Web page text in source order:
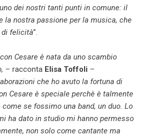
dei nostri tanti punti in comune: il
la nostra passione per la musica, che
di felicità”.
Cesare è nata da uno scambio
– racconta Elisa Toffoli –
che ho avuto la fortuna di
Cesare è speciale perchè è talmente
se fossimo una band, un duo. Lo
ha dato in studio mi hanno permesso
non solo come cantante ma